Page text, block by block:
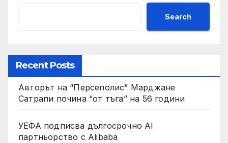
Search
Recent Posts
Авторът на “Персеполис” Марджане
Сатрапи почина “от тъга” на 56 години
УЕФА подписва дългосрочно AI
партньорство с Alibaba